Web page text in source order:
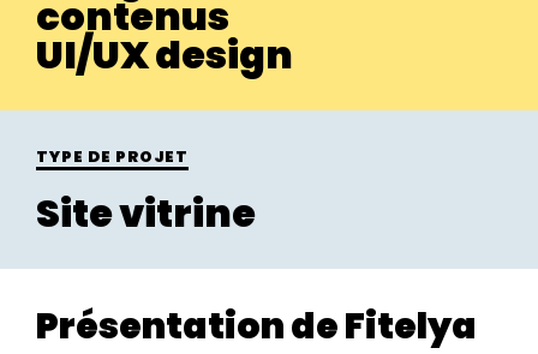
contenus
UI/UX design
TYPE DE PROJET
Site vitrine
Présentation de Fitelya